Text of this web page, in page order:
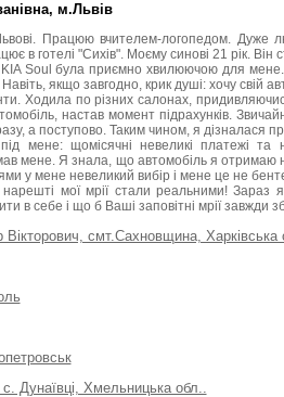
м.Львів
Працюю вчителем-логопедом.
в готелі "Сихів". Моєму синові 21 рік. Він
KIA Soul була приємно хвилюючою для
якщо завгодно, крик душі: хочу свій
Ходила по різних салонах,
настав момент підрахунків.
а поступово. Таким чином, я дізналася
мене: щомісячні невеликі платежі та
мене. Я знала, що автомобіль я отримаю
у мене невеликий вибір і мене це не
мої мрії стали реальними! Зараз
в себе і що б Ваші заповітні мрії завжди
смт.Сахновщина, Харківська
Дунаївці, Хмельницька обл..